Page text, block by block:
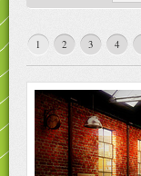
1 2 3 4